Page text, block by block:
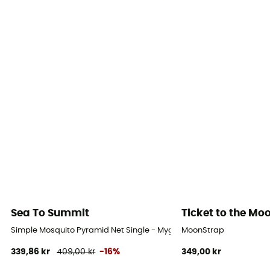
Sea To Summit
Simple Mosquito Pyramid Net Single - Myggnät
339,86 kr 409,00 kr -16%
Ticket to the
MoonStrap
349,00 kr